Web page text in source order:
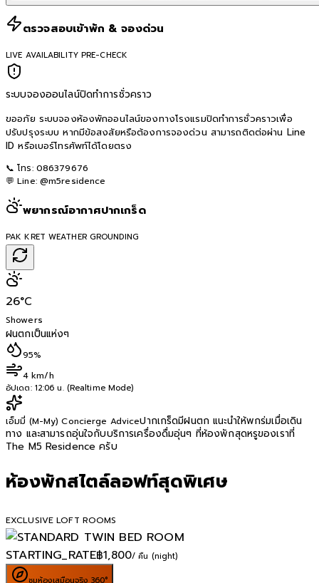
ตรวจสอบเข้าพัก & จองด่วน
LIVE AVAILABILITY PRE-CHECK
ระบบจองออนไลน์ปิดทำการชั่วคราว
ขออภัย ระบบจองห้องพักออนไลน์ของทางโรงแรมปิดทำการชั่วคราวเพื่อ
ปรับปรุงระบบ หากมีข้อสงสัยหรือต้องการจองด่วน สามารถติดต่อผ่าน Line
ID หรือเบอร์โทรศัพท์ได้โดยตรง
📞 โทร: 086379676
💬 Line: @m5residence
พยากรณ์อากาศปากเกร็ด
PAK KRET WEATHER GROUNDING
26°C
Showers
ฝนตกเป็นแห่งๆ
95%
4 km/h
อัปเดต: 12:06 น. (Realtime Mode)
เอ็มมี่ (M-My) Concierge Adviceปากเกร็ดมีฝนตก แนะนำให้พกร่มเมื่อเดิน
ทาง และสามารถอุ่นใจกับบริการเครื่องดื่มอุ่นๆ ที่ห้องพักสุดหรูของเราที่
The M5 Residence ครับ
ห้องพักสไตล์ลอฟท์สุดพิเศษ
EXCLUSIVE LOFT ROOMS
STARTING_RATE฿1,800/ คืน (night)
ชมห้องเสมือนจริง 360°